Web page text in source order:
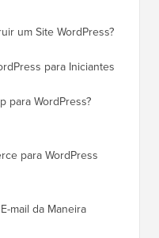
um Site WordPress?
para Iniciantes
para WordPress?
para WordPress
mail da Maneira